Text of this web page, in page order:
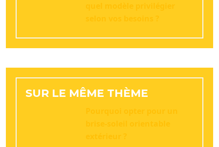
quel modèle privilégier
selon vos besoins ?
SUR LE MÊME THÈME
Pourquoi opter pour un
brise-soleil orientable
extérieur ?